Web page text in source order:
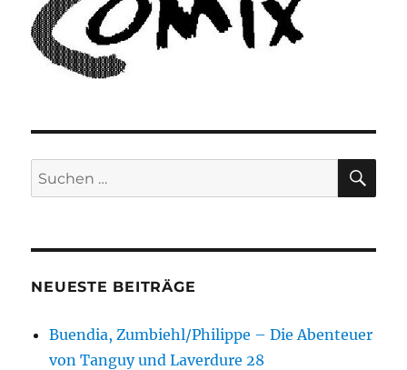
Suchen
nach:
NEUESTE BEITRÄGE
Buendia, Zumbiehl/Philippe – Die Abenteuer
von Tanguy und Laverdure 28